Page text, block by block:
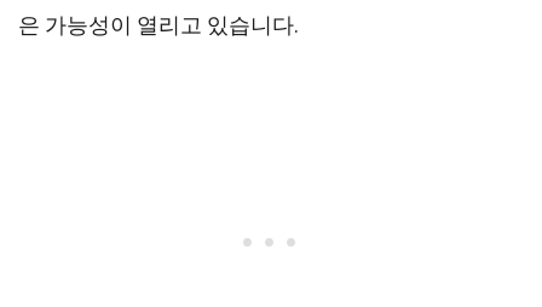
은 가능성이 열리고 있습니다.